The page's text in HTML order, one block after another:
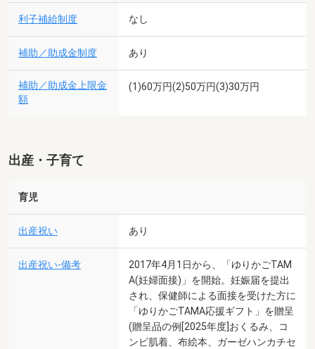
利子補給制度 なし
補助／助成金制度 あり
補助／助成金上限金
額
(1)60万円(2)50万円(3)30万円
出産・子育て
育児
出産祝い あり
出産祝い-備考
2017年4月1日から、「ゆりかごTAM
A(妊婦面接)」を開始。妊娠届を提出
され、保健師による面接を受けた方に
「ゆりかごTAMA応援ギフト」を贈呈
(贈呈品の例[2025年度]おくるみ、コ
ンビ肌着、布絵本、ガーゼハンカチセ